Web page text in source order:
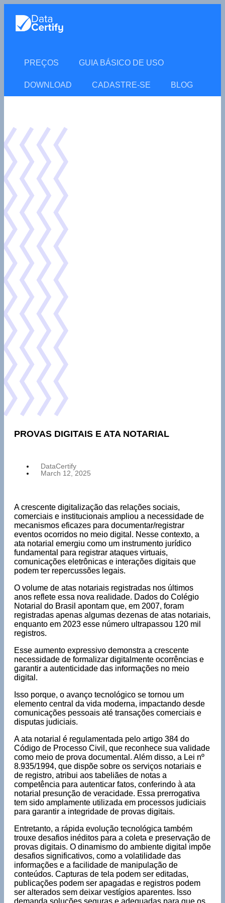
PREÇOS GUIA BÁSICO DE USO
DOWNLOAD CADASTRE-SE BLOG
PROVAS DIGITAIS E ATA NOTARIAL
DataCertify
March 12, 2025
A crescente digitalização das relações sociais,
comerciais e institucionais ampliou a necessidade de
mecanismos eficazes para documentar/registrar
eventos ocorridos no meio digital. Nesse contexto, a
ata notarial emergiu como um instrumento jurídico
fundamental para registrar ataques virtuais,
comunicações eletrônicas e interações digitais que
podem ter repercussões legais.
O volume de atas notariais registradas nos últimos
anos reflete essa nova realidade. Dados do Colégio
Notarial do Brasil apontam que, em 2007, foram
registradas apenas algumas dezenas de atas notariais,
enquanto em 2023 esse número ultrapassou 120 mil
registros.
Esse aumento expressivo demonstra a crescente
necessidade de formalizar digitalmente ocorrências e
garantir a autenticidade das informações no meio
digital.
Isso porque, o avanço tecnológico se tornou um
elemento central da vida moderna, impactando desde
comunicações pessoais até transações comerciais e
disputas judiciais.
A ata notarial é regulamentada pelo artigo 384 do
Código de Processo Civil, que reconhece sua validade
como meio de prova documental. Além disso, a Lei nº
8.935/1994, que dispõe sobre os serviços notariais e
de registro, atribui aos tabeliães de notas a
competência para autenticar fatos, conferindo à ata
notarial presunção de veracidade. Essa prerrogativa
tem sido amplamente utilizada em processos judiciais
para garantir a integridade de provas digitais.
Entretanto, a rápida evolução tecnológica também
trouxe desafios inéditos para a coleta e preservação de
provas digitais. O dinamismo do ambiente digital impõe
desafios significativos, como a volatilidade das
informações e a facilidade de manipulação de
conteúdos. Capturas de tela podem ser editadas,
publicações podem ser apagadas e registros podem
ser alterados sem deixar vestígios aparentes. Isso
demanda soluções seguras e adequadas para que os